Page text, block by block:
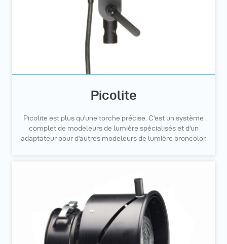
Picolite
Picolite est plus qu'une torche précise. C'est un système
complet de modeleurs de lumière spécialisés et d'un
adaptateur pour d'autres modeleurs de lumière broncolor.